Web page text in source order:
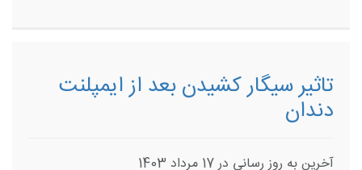
تاثیر سیگار کشیدن بعد از ایمپلنت
دندان
آخرین به روز رسانی در 17 مرداد 1403